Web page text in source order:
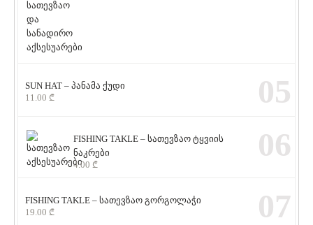
SUN HAT – პანამა ქუდი
11.00 ₾ 05
FISHING TAKLE – სათევზაო ტყვიის
ნაკრები
4.00 ₾
06
FISHING TAKLE – სათევზაო გორგოლაჭი
19.00 ₾ 07